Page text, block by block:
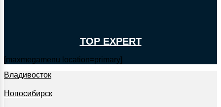
TOP EXPERT
[maxmegamenu location=primary]
Владивосток
Новосибирск